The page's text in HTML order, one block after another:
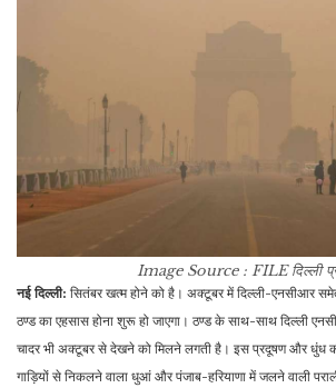
Image Source : FILEदिल्ली
नई दिल्ली: सितंबर खत्म होने को है। अक्टूबर में दिल्ली-एनसीआर
ठण्ड का एहसास होना शुरू हो जाएगा। ठण्ड के साथ-साथ दिल्ली
चादर भी अक्टूबर से देखने को मिलने लगती है। इस प्रदूषण और धुंध
गाड़ियों से निकलने वाला धुआं और पंजाब-हरियाणा में जलने वाली